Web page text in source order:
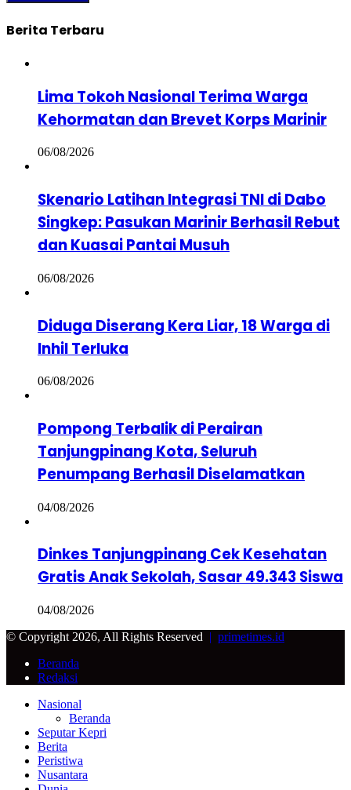
Berita Terbaru
Lima Tokoh Nasional Terima Warga
Kehormatan dan Brevet Korps Marinir
06/08/2026
Skenario Latihan Integrasi TNI di Dabo
Singkep: Pasukan Marinir Berhasil Rebut
dan Kuasai Pantai Musuh
06/08/2026
Diduga Diserang Kera Liar, 18 Warga di
Inhil Terluka
06/08/2026
Pompong Terbalik di Perairan
Tanjungpinang Kota, Seluruh
Penumpang Berhasil Diselamatkan
04/08/2026
Dinkes Tanjungpinang Cek Kesehatan
Gratis Anak Sekolah, Sasar 49.343 Siswa
04/08/2026
© Copyright 2026, All Rights Reserved | primetimes.id
Beranda
Redaksi
Facebook
Twitter
Google+
WhatsApp
Telegram
Back
button
Close
Nasional
Beranda
Seputar Kepri
Berita
Peristiwa
Nusantara